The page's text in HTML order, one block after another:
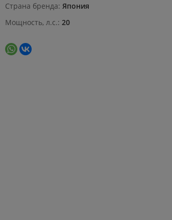
Страна бренда Япония
Мощность, л.с. 20